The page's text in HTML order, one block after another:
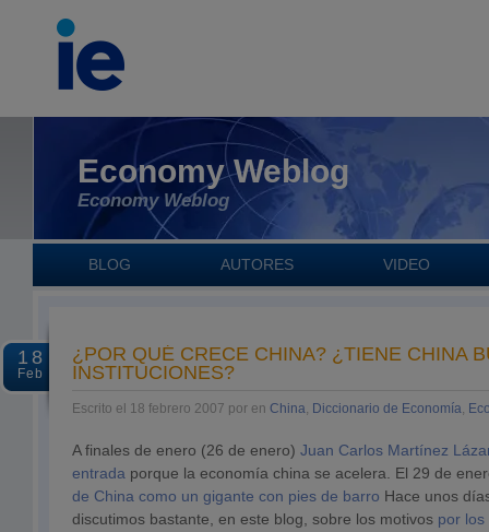
Economy Weblog
Economy Weblog
BLOG AUTORES VIDEO
18
Feb
¿POR QUÉ CRECE CHINA? ¿TIENE CHINA
INSTITUCIONES?
Escrito el 18 febrero 2007 por en China, Diccionario de Economía,
A finales de enero (26 de enero) Juan Carlos Martínez
entrada porque la economía china se acelera. El 29 de
de China como un gigante con pies de barro Hace unos
discutimos bastante, en este blog, sobre los motivos por